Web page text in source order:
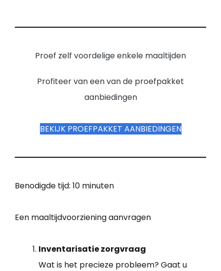
Proef zelf voordelige enkele maaltijden
Profiteer van een van de proefpakket
aanbiedingen
BEKIJK PROEFPAKKET AANBIEDINGEN
Benodigde tijd: 10 minuten
Een maaltijdvoorziening aanvragen
Inventarisatie zorgvraag
Wat is het precieze probleem? Gaat u